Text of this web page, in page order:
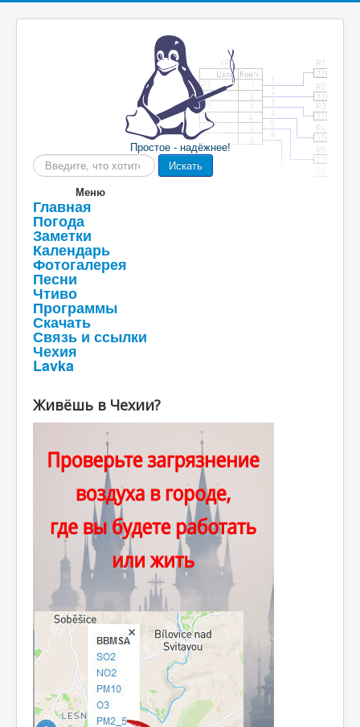
Простое - надёжнее!
Искать...
Искать
Меню
Главная
Погода
Заметки
Календарь
Фотогалерея
Песни
Чтиво
Программы
Скачать
Связь и ссылки
Чехия
Lavka
Живёшь в Чехии?